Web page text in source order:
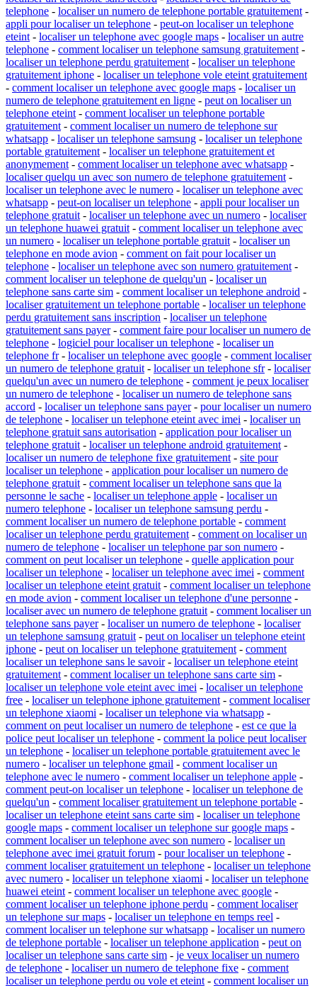
telephone - localiser un numero de telephone portable gratuitement -
appli pour localiser un telephone - peut-on localiser un telephone
eteint - localiser un telephone avec google maps - localiser un autre
telephone - comment localiser un telephone samsung gratuitement -
localiser un telephone perdu gratuitement - localiser un telephone
gratuitement iphone - localiser un telephone vole eteint gratuitement
- comment localiser un telephone avec google maps - localiser un
numero de telephone gratuitement en ligne - peut on localiser un
telephone eteint - comment localiser un telephone portable
gratuitement - comment localiser un numero de telephone sur
whatsapp - localiser un telephone samsung - localiser un telephone
portable gratuitement - localiser un telephone gratuitement et
anonymement - comment localiser un telephone avec whatsapp -
localiser quelqu un avec son numero de telephone gratuitement -
localiser un telephone avec le numero - localiser un telephone avec
whatsapp - peut-on localiser un telephone - appli pour localiser un
telephone gratuit - localiser un telephone avec un numero - localiser
un telephone huawei gratuit - comment localiser un telephone avec
un numero - localiser un telephone portable gratuit - localiser un
telephone en mode avion - comment on fait pour localiser un
telephone - localiser un telephone avec son numero gratuitement -
comment localiser un telephone de quelqu'un - localiser un
telephone sans carte sim - comment localiser un telephone android -
localiser gratuitement un telephone portable - localiser un telephone
perdu gratuitement sans inscription - localiser un telephone
gratuitement sans payer- comment faire pour localiser un numero de
telephone - logiciel pour localiser un telephone - localiser un
telephone fr- localiser un telephone avec google - comment localiser
un numero de telephone gratuit - localiser un telephone sfr- localiser
quelqu'un avec un numero de telephone - comment je peux localiser
un numero de telephone - localiser un numero de telephone sans
accord - localiser un telephone sans payer- pour localiser un numero
de telephone - localiser un telephone eteint avec imei - localiser un
telephone gratuit sans autorisation - application pour localiser un
telephone gratuit - localiser un telephone android gratuitement -
localiser un numero de telephone fixe gratuitement - site pour
localiser un telephone - application pour localiser un numero de
telephone gratuit - comment localiser un telephone sans que la
personne le sache - localiser un telephone apple - localiser un
numero telephone - localiser un telephone samsung perdu -
comment localiser un numero de telephone portable - comment
localiser un telephone perdu gratuitement - comment on localiser un
numero de telephone - localiser un telephone par son numero -
comment on peut localiser un telephone - quelle application pour
localiser un telephone - localiser un telephone avec imei - comment
localiser un telephone eteint gratuit - comment localiser un telephone
en mode avion - comment localiser un telephone d'une personne -
localiser avec un numero de telephone gratuit - comment localiser un
telephone sans payer- localiser un numero de telephone - localiser
un telephone samsung gratuit - peut on localiser un telephone eteint
iphone - peut on localiser un telephone gratuitement - comment
localiser un telephone sans le savoir- localiser un telephone eteint
gratuitement - comment localiser un telephone sans carte sim -
localiser un telephone vole eteint avec imei - localiser un telephone
free - localiser un telephone iphone gratuitement - comment localiser
un telephone xiaomi - localiser un telephone via whatsapp -
comment on peut localiser un numero de telephone - est ce que la
police peut localiser un telephone - comment la police peut localiser
un telephone - localiser un telephone portable gratuitement avec le
numero - localiser un telephone gmail - comment localiser un
telephone avec le numero - comment localiser un telephone apple -
comment peut-on localiser un telephone - localiser un telephone de
quelqu'un - comment localiser gratuitement un telephone portable -
localiser un telephone eteint sans carte sim - localiser un telephone
google maps - comment localiser un telephone sur google maps -
comment localiser un telephone avec son numero - localiser un
telephone avec imei gratuit forum - pour localiser un telephone -
comment localiser gratuitement un telephone - localiser un telephone
avec numero - localiser un telephone xiaomi - localiser un telephone
huawei eteint - comment localiser un telephone avec google -
comment localiser un telephone iphone perdu - comment localiser
un telephone sur maps - localiser un telephone en temps reel -
comment localiser un telephone sur whatsapp - localiser un numero
de telephone portable - localiser un telephone application - peut on
localiser un telephone sans carte sim - je veux localiser un numero
de telephone - localiser un numero de telephone fixe - comment
localiser un telephone perdu ou vole et eteint - comment localiser un